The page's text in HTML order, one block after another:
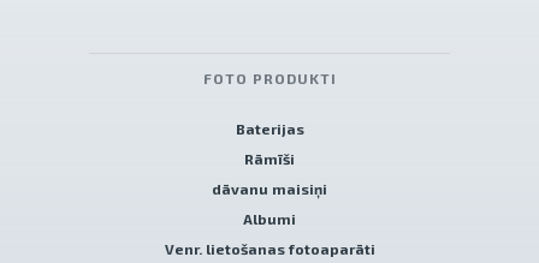
FOTO PRODUKTI
Baterijas
Rāmīši
dāvanu maisiņi
Albumi
Venr. lietošanas fotoaparāti